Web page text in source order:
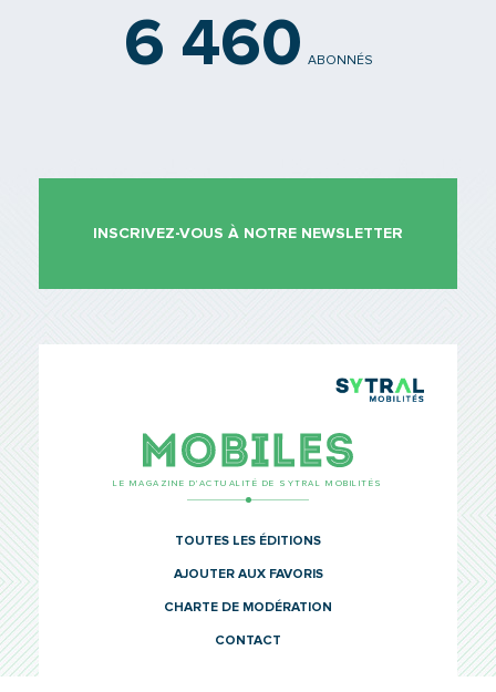
Saisissez le code
6 460 ABONNÉS
INSCRIVEZ-VOUS À NOTRE NEWSLETTER
LE MAGAZINE D’ACTUALITÉ DE SYTRAL MOBILITÉS
TOUTES LES ÉDITIONS
AJOUTER AUX FAVORIS
CHARTE DE MODÉRATION
CONTACT